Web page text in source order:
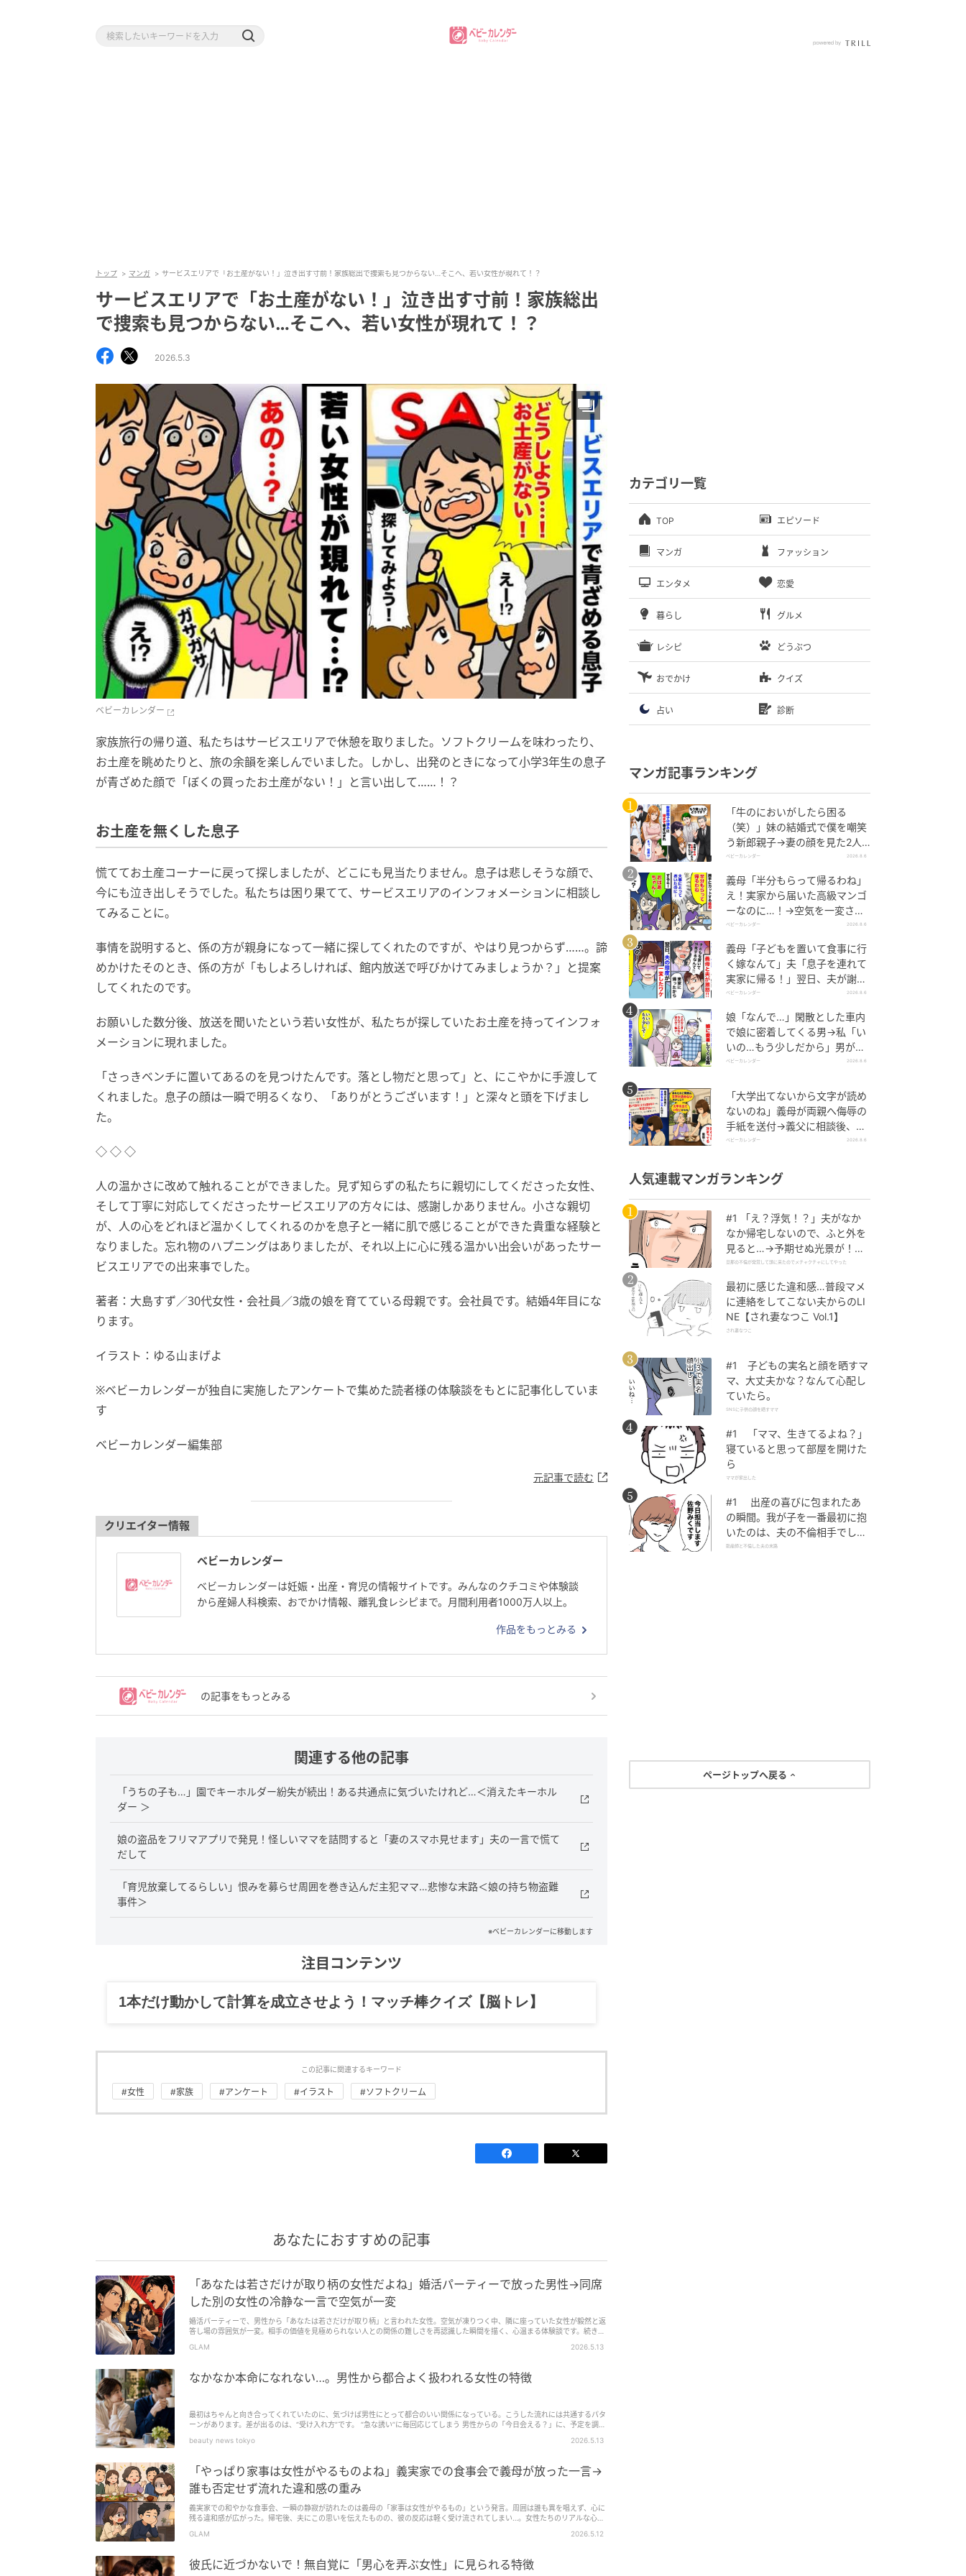
トップ マンガ サービスエリアで「お土産がない！」泣き出す寸前！家族総出で捜索も見つからない…そこへ、若い女性が現れて！？
サービスエリアで「お土産がない！」泣き出す寸前！家族総出
で捜索も見つからない…そこへ、若い女性が現れて！？
2026.5.3
ベビーカレンダー
家族旅行の帰り道、私たちはサービスエリアで休憩を取りました。ソフトクリームを味わったり、
お土産を眺めたりと、旅の余韻を楽しんでいました。しかし、出発のときになって小学3年生の息子
が青ざめた顔で「ぼくの買ったお土産がない！」と言い出して……！？
お土産を無くした息子
慌ててお土産コーナーに戻って探しましたが、どこにも見当たりません。息子は悲しそうな顔で、
今にも泣き出しそうでした。私たちは困り果てて、サービスエリアのインフォメーションに相談し
てみることに。
事情を説明すると、係の方が親身になって一緒に探してくれたのですが、やはり見つからず……。諦
めかけたそのとき、係の方が「もしよろしければ、館内放送で呼びかけてみましょうか？」と提案
してくれたのです。
お願いした数分後、放送を聞いたという若い女性が、私たちが探していたお土産を持ってインフォ
メーションに現れました。
「さっきベンチに置いてあるのを見つけたんです。落とし物だと思って」と、にこやかに手渡して
くれました。息子の顔は一瞬で明るくなり、「ありがとうございます！」と深々と頭を下げまし
た。
◇ ◇ ◇
人の温かさに改めて触れることができました。見ず知らずの私たちに親切にしてくださった女性、
そして丁寧に対応してくださったサービスエリアの方々には、感謝しかありません。小さな親切
が、人の心をどれほど温かくしてくれるのかを息子と一緒に肌で感じることができた貴重な経験と
なりました。忘れ物のハプニングはありましたが、それ以上に心に残る温かい出会いがあったサー
ビスエリアでの出来事でした。
著者：大島すず／30代女性・会社員／3歳の娘を育てている母親です。会社員です。結婚4年目にな
ります。
イラスト：ゆる山まげよ
※ベビーカレンダーが独自に実施したアンケートで集めた読者様の体験談をもとに記事化していま
す
ベビーカレンダー編集部
元記事で読む
クリエイター情報
ベビーカレンダー
ベビーカレンダーは妊娠・出産・育児の情報サイトです。みんなのクチコミや体験談
から産婦人科検索、おでかけ情報、離乳食レシピまで。月間利用者1000万人以上。
作品をもっとみる
の記事をもっとみる
関連する他の記事
「うちの子も…」園でキーホルダー紛失が続出！ある共通点に気づいたけれど…＜消えたキーホル
ダー ＞
娘の盗品をフリマアプリで発見！怪しいママを詰問すると「妻のスマホ見せます」夫の一言で慌て
だして
「育児放棄してるらしい」恨みを募らせ周囲を巻き込んだ主犯ママ…悲惨な末路＜娘の持ち物盗難
事件＞
※ベビーカレンダーに移動します
注目コンテンツ
1本だけ動かして計算を成立させよう！マッチ棒クイズ【脳トレ】
この記事に関連するキーワード
#女性 #家族 #アンケート #イラスト #ソフトクリーム
あなたにおすすめの記事
「あなたは若さだけが取り柄の女性だよね」婚活パーティーで放った男性→同席
した別の女性の冷静な一言で空気が一変
婚活パーティーで、男性から「あなたは若さだけが取り柄」と言われた女性。空気が凍りつく中、隣に座っていた女性が毅然と返
答し場の雰囲気が一変。相手の価値を見極められない人との関係の難しさを再認識した瞬間を描く、心温まる体験談です。続きを
GLAM 2026.5.13
なかなか本命になれない…。男性から都合よく扱われる女性の特徴
最初はちゃんと向き合ってくれていたのに、気づけば男性にとって都合のいい関係になっている。こうした流れには共通するパタ
ーンがあります。差が出るのは、“受け入れ方”です。 “急な誘い”に毎回応じてしまう 男性からの「今日会える？」に、予定を調整
beauty news tokyo 2026.5.13
「やっぱり家事は女性がやるものよね」義実家での食事会で義母が放った一言→
誰も否定せず流れた違和感の重み
義実家での和やかな食事会、一瞬の静寂が訪れたのは義母の「家事は女性がやるもの」という発言。周囲は誰も異を唱えず、心に
残る違和感が広がった。帰宅後、夫にこの思いを伝えたものの、彼の反応は軽く受け流されてしまい…。女性たちのリアルな心情
GLAM 2026.5.12
彼氏に近づかないで！無自覚に「男心を弄ぶ女性」に見られる特徴
カテゴリ一覧
TOP エピソード
マンガ ファッション
エンタメ 恋愛
暮らし グルメ
レシピ どうぶつ
おでかけ クイズ
占い 診断
マンガ記事ランキング
「牛のにおいがしたら困る
（笑）」妹の結婚式で僕を嘲笑
う新郎親子→妻の顔を見た2人
が絶句したワケ
ベビーカレンダー 2026.8.6
義母「半分もらって帰るわね」
え！実家から届いた高級マンゴ
ーなのに…！→空気を一変させ
た4歳娘の痛快な一言とは
ベビーカレンダー 2026.8.6
義母「子どもを置いて食事に行
く嫁なんて」夫「息子を連れて
実家に帰る！」翌日、夫が謝罪
してきたワケ
ベビーカレンダー 2026.8.6
娘「なんで…」閑散とした車内
で娘に密着してくる男→私「い
いの…もう少しだから」男が血
相を変え逃げたワケ
ベビーカレンダー 2026.8.6
「大学出てないから文字が読め
ないのね」義母が両親へ侮辱の
手紙を送付→義父に相談後、訪
れた末路とは
ベビーカレンダー 2026.8.6
人気連載マンガランキング
#1 「え？浮気！？」夫がなか
なか帰宅しないので、ふと外を
見ると…→予期せぬ光景が！｜
旦那の不倫が発覚して頭に来た
旦那の不倫が発覚して頭に来たのでメチャクチャにしてやった
最初に感じた違和感…普段マメ
に連絡をしてこない夫からのLI
NE【され妻なつこ Vol.1】
され妻なつこ
#1 子どもの実名と顔を晒すマ
マ、大丈夫かな？なんて心配し
ていたら。
SNSに子供の顔を晒すママ
#1 「ママ、生きてるよね？」
寝ていると思って部屋を開けた
ら
ママが家出した
#1 出産の喜びに包まれたあ
の瞬間。我が子を一番最初に抱
いたのは、夫の不倫相手でし
た。
助産師と不倫した夫の末路
ページトップへ戻る